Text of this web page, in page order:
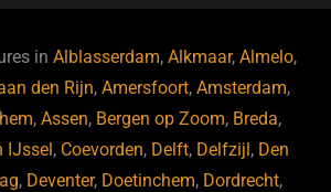
ky dI
n
inAlblasserdam,Alkmaar,Almelo,
den Rijn,Amersfoort,Amsterdam,
,Assen, Bergen op Zoom, Breda,
IJssel, Coevorden, Delft, Delfzijl, Den
, Deventer, Doetinchem, Dordrecht,